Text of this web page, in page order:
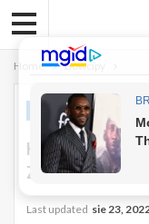
Home Dowcipy
DOWCIPY
Kawał: Gość
Z Kochanką…
Last updated sie 23,